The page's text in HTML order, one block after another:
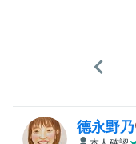
德永野乃